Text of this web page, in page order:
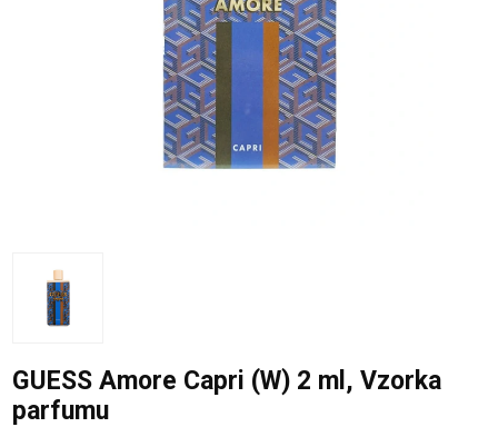
GUESS Amore Capri (W) 2 ml, Vzorka
parfumu